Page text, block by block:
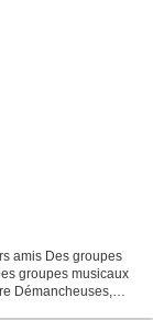
amis Des groupes
groupes musicaux
Démancheuses,